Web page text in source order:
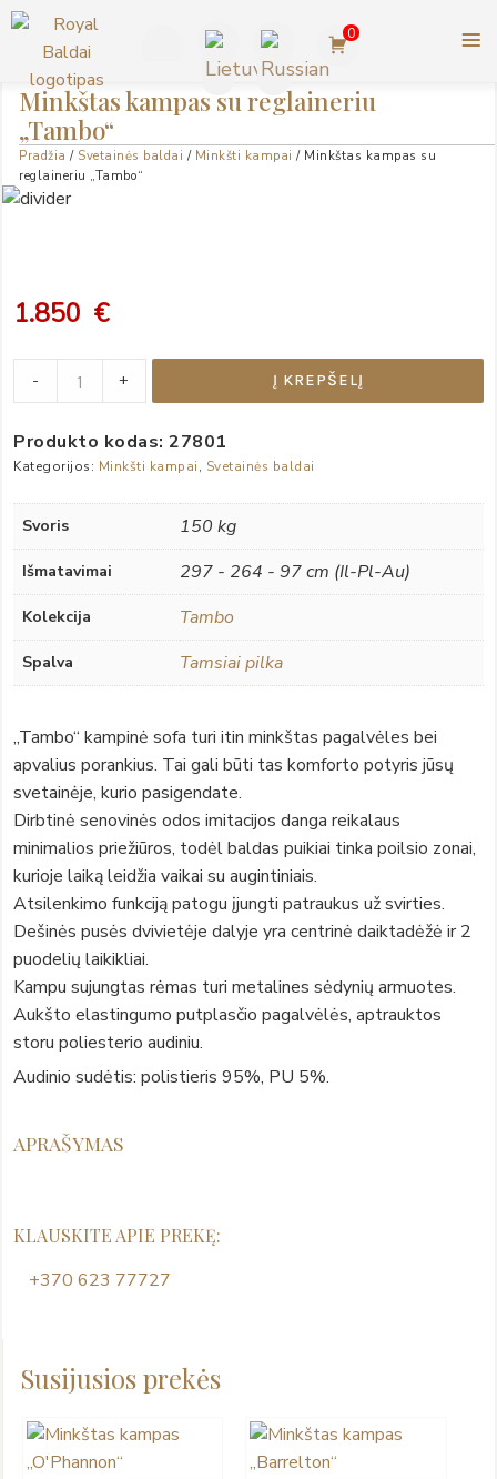
Pereiti
turinio
ROYAL BALDAI |
AMERIKIETIŠKI ASHLEY
77727
0
Minkštas kampas su reglaineriu
„Tambo“
Pradžia / Svetainės baldai / Minkšti kampai / Minkštas kampas su
reglaineriu „Tambo“
1.850 €
reglaineriu
„Tambo“
- + Į KREPŠELĮ
Produkto kodas: 27801
Kategorijos: Minkšti kampai, Svetainės baldai
Svoris 150 kg
Išmatavimai 297 - 264 - 97 cm (Il-Pl-Au)
Kolekcija Tambo
Spalva Tamsiai pilka
„Tambo“ kampinė sofa turi itin minkštas pagalvėles bei
apvalius porankius. Tai gali būti tas komforto potyris jūsų
svetainėje, kurio pasigendate.
Dirbtinė senovinės odos imitacijos danga reikalaus
minimalios priežiūros, todėl baldas puikiai tinka poilsio zonai,
kurioje laiką leidžia vaikai su augintiniais.
Atsilenkimo funkciją patogu įjungti patraukus už svirties.
Dešinės pusės dvivietėje dalyje yra centrinė daiktadėžė ir 2
puodelių laikikliai.
Kampu sujungtas rėmas turi metalines sėdynių armuotes.
Aukšto elastingumo putplasčio pagalvėlės, aptrauktos
storu poliesterio audiniu.
Audinio sudėtis: polistieris 95%, PU 5%.
APRAŠYMAS
KLAUSKITE APIE PREKĘ:
+370 623 77727
Susijusios prekės